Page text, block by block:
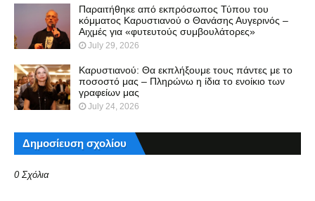
Παραιτήθηκε από εκπρόσωπος Τύπου του
κόμματος Καρυστιανού ο Θανάσης Αυγερινός –
Αιχμές για «φυτευτούς συμβουλάτορες»
July 29, 2026
Καρυστιανού: Θα εκπλήξουμε τους πάντες με το
ποσοστό μας – Πληρώνω η ίδια το ενοίκιο των
γραφείων μας
July 24, 2026
Δημοσίευση σχολίου
0 Σχόλια